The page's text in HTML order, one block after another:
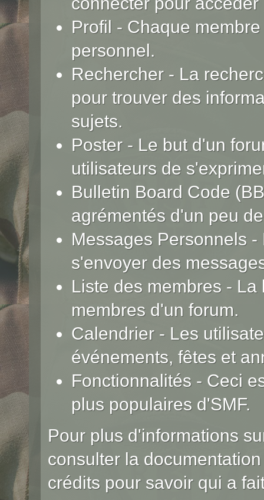
Profil - Chaque
personnel.
Rechercher- La
pour trouver des
sujets.
Poster- Le but d'un
utilisateurs de
Bulletin Board Code
agrémentés d'un peu
Messages Personnels -
s'envoyer des
Liste des membres - La
membres d'un forum.
Calendrier- Les
événements, fêtes et
Fonctionnalités - Ceci
plus populaires d'SMF.
Pour plus d'informations
consulter la
crédits pour savoir qui a